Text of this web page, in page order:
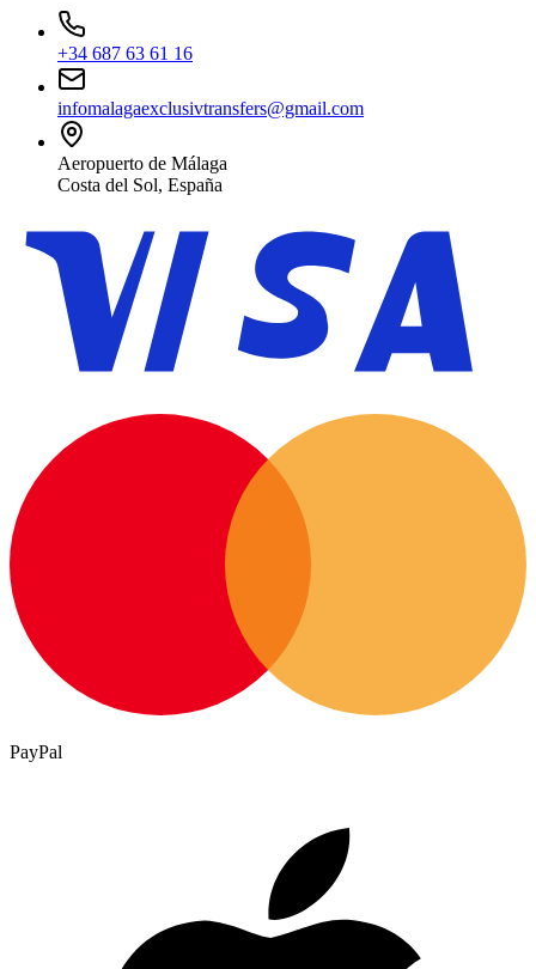
+34 687 63 61 16
infomalagaexclusivtransfers@gmail.com
Aeropuerto de Málaga
Costa del Sol, España
PayPal